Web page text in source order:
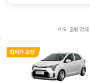
이외 2개 업체